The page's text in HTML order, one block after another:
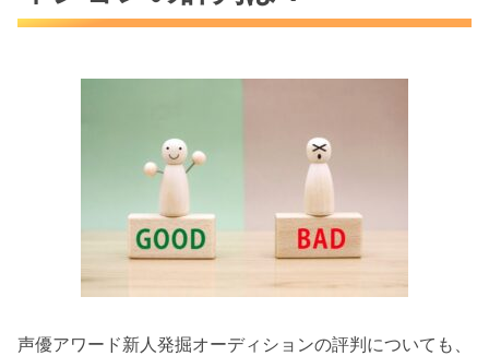
声優アワード新人発掘オーディションの評判についても、